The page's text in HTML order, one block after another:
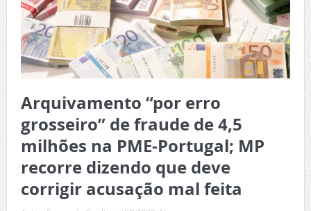
Arquivamento “por erro
grosseiro” de fraude de 4,5
milhões na PME-Portugal; MP
recorre dizendo que deve
corrigir acusação mal feita